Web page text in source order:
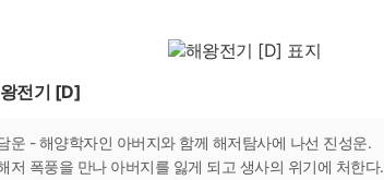
전기 [D]
운 - 해양학자인 아버지와 함께 해저탐사에 나선 진성운.
저 폭풍을 만나 아버지를 잃게 되고 생사의 위기에 처한다.